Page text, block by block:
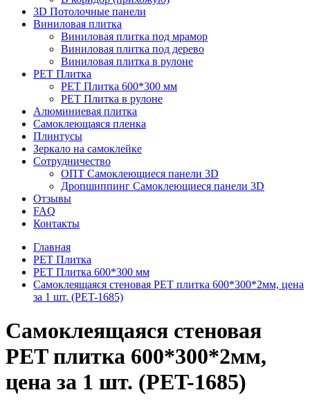
3D Потолочные панели
Виниловая плитка
Виниловая плитка под мрамор
Виниловая плитка под дерево
Виниловая плитка в рулоне
PET Плитка
PET Плитка 600*300 мм
PET Плитка в рулоне
Алюминиевая плитка
Самоклеющаяся пленка
Плинтусы
Зеркало на самоклейке
Сотрудничество
ОПТ Самоклеющиеся панели 3D
Дропшиппинг Самоклеющиеся панели 3D
Отзывы
FAQ
Контакты
Главная
PET Плитка
PET Плитка 600*300 мм
Самоклеящаяся стеновая PET плитка 600*300*2мм, цена
за 1 шт. (PET-1685)
Самоклеящаяся стеновая
PET плитка 600*300*2мм,
цена за 1 шт. (PET-1685)